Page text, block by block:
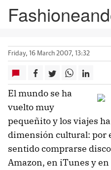
Friday, 16 March 2007, 13:32
El mundo se ha
vuelto muy
pequeñito y los viajes
dimensión cultural: por
sentido comprarse
Amazon, en iTunes y